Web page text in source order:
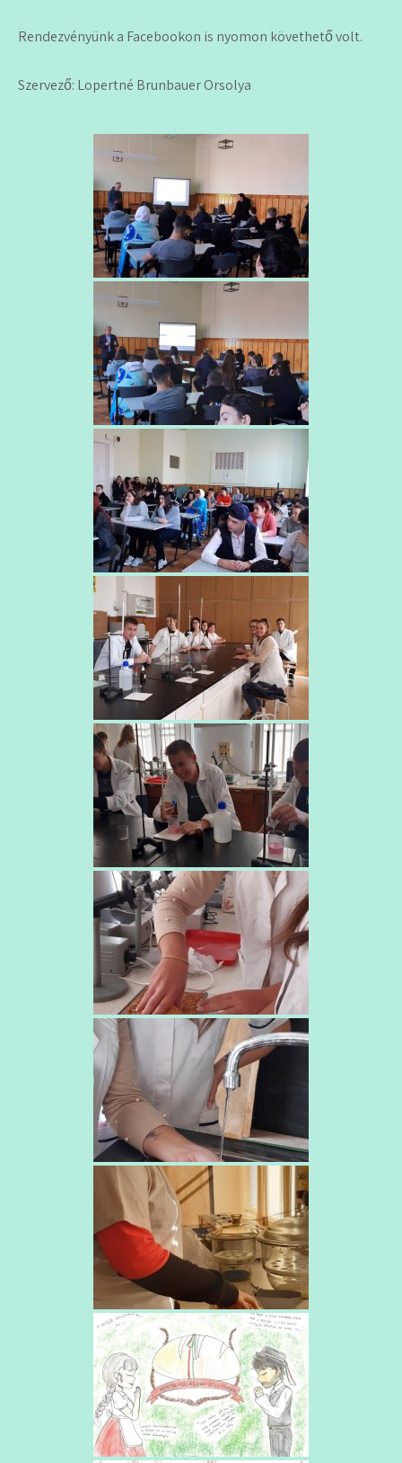
Rendezvényünk a Facebookon is nyomon követhető volt.
Szervező: Lopertné Brunbauer Orsolya